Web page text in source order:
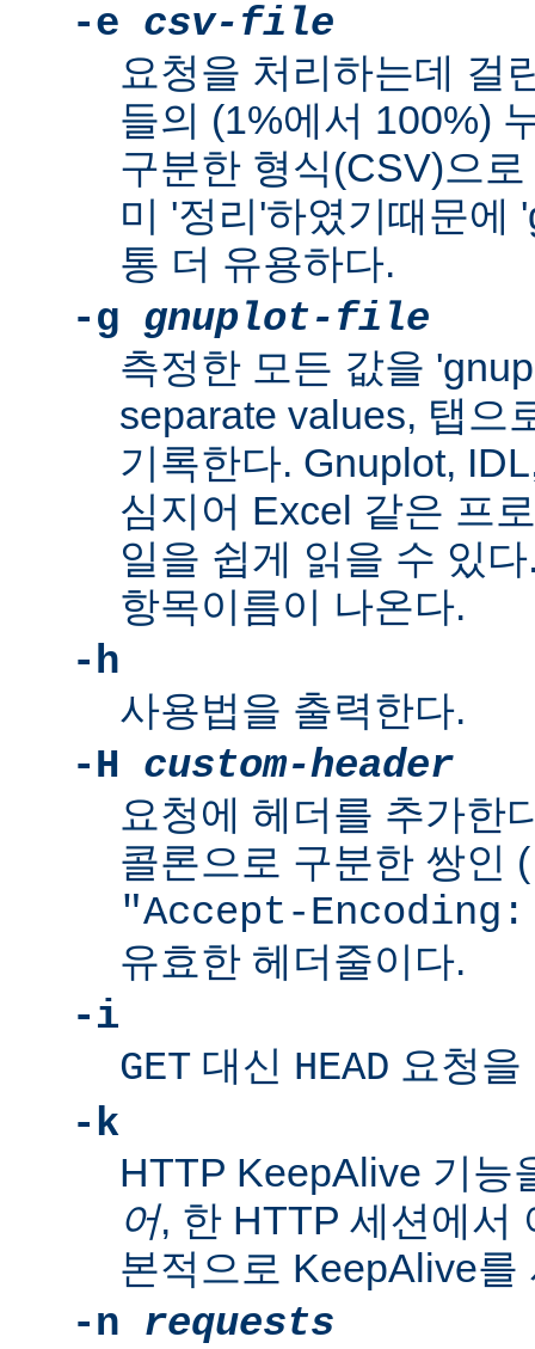
-e csv-file
요청을 처리하는데 걸
들의 (1%에서 100%)
구분한 형식(CSV)으
미 '정리'하였기때문에
통 더 유용하다.
-g gnuplot-file
측정한 모든 값을
separate values, 탭으
기록한다. Gnuplot,
심지어 Excel 같은 프
일을 쉽게 읽을 수 있
항목이름이 나온다.
-h
사용법을 출력한다.
-H custom-header
요청에 헤더를 추가한
콜론으로 구분한 쌍인 (
"Accept-
유효한 헤더줄이다.
-i
GET 대신 HEAD 요청을
-k
HTTP KeepAlive 기능
어, 한 HTTP 세션에서
본적으로 KeepAlive를
-n requests